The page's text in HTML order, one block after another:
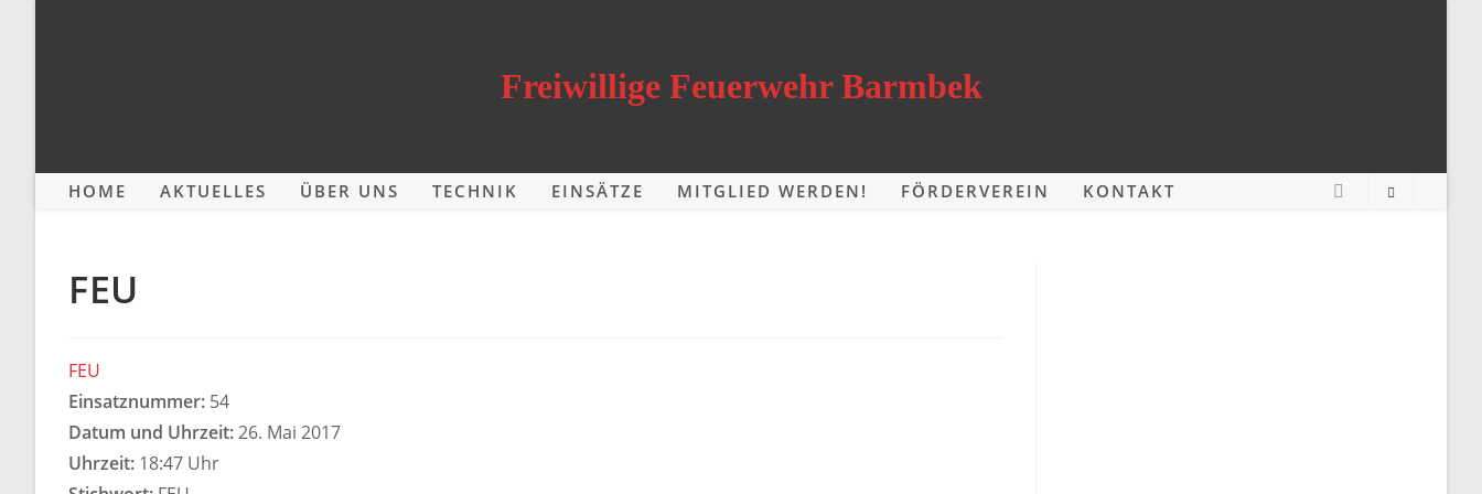
Freiwillige Feuerwehr Barmbek
HOME AKTUELLES ÜBER UNS TECHNIK EINSÄTZE MITGLIED WERDEN! FÖRDERVEREIN KONTAKT
FEU
FEU
Einsatznummer: 54
Datum und Uhrzeit:26. Mai 2017
Uhrzeit: 18:47 Uhr